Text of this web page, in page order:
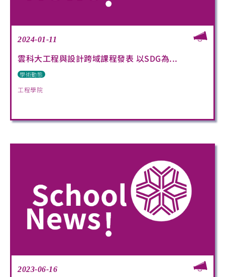
2024-01-11
雲科大工程與設計跨域課程發表 以SDG為...
學術動態
工程學院
2023-06-16